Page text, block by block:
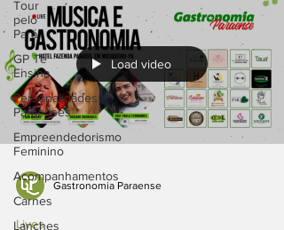
Tour
pelo
Pará
GP Te
Ensina
Personalidades
Paraenses
Empreendedorismo
Feminino
Acompanhamentos
Carnes
Lanches
Load video
Gastronomia Paraense
Lives